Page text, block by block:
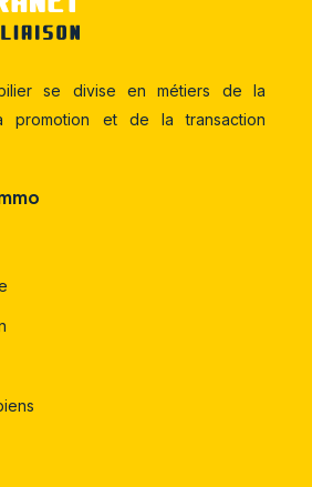
se divise en métiers de la
promotion et de la transaction